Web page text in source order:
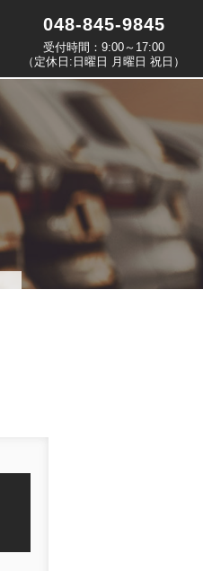
048-845-9845
受付時間：9:00～17:00
（定休日:日曜日 月曜日 祝日）